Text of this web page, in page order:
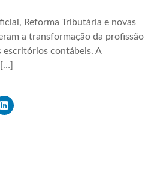
Reforma Tributária e novas
a transformação da profissão
escritórios contábeis. A